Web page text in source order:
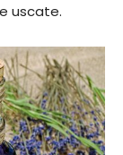
uscate.